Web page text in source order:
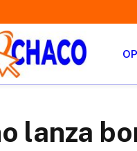
lanza